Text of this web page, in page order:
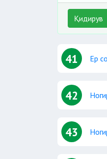
Қидирув
41 Ер
42
43